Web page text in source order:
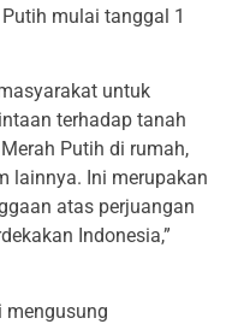
mulai tanggal 1
untuk
terhadap tanah
Putih di rumah,
lainnya. Ini merupakan
atas perjuangan
Indonesia,”
mengusung